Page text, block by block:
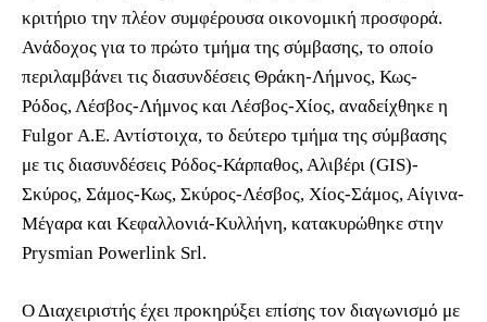
κριτήριο την πλέον συμφέρουσα οικονομική προσφορά.
Ανάδοχος για το πρώτο τμήμα της σύμβασης, το οποίο
περιλαμβάνει τις διασυνδέσεις Θράκη-Λήμνος, Κως-
Ρόδος, Λέσβος-Λήμνος και Λέσβος-Χίος, αναδείχθηκε η
Fulgor Α.Ε. Αντίστοιχα, το δεύτερο τμήμα της σύμβασης
με τις διασυνδέσεις Ρόδος-Κάρπαθος, Αλιβέρι (GIS)-
Σκύρος, Σάμος-Κως, Σκύρος-Λέσβος, Χίος-Σάμος, Αίγινα-
Μέγαρα και Κεφαλλονιά-Κυλλήνη, κατακυρώθηκε στην
Prysmian Powerlink Srl.
Ο Διαχειριστής έχει προκηρύξει επίσης τον διαγωνισμό με